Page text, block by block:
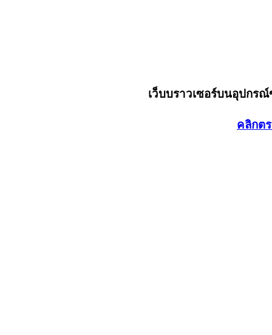
เว็บบราวเซอร์บนอุปกร
คลิกต